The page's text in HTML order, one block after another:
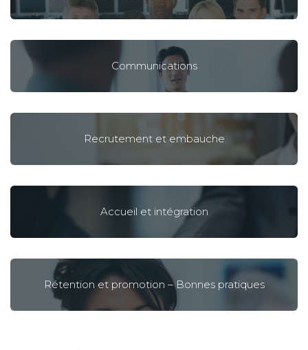
Communications
Recrutement et embauche
Accueil et intégration
Rétention et promotion – Bonnes pratiques